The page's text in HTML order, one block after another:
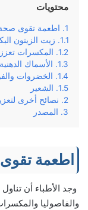
محتويات
اطعمة تقوى
زيت الزيتون
المكسرات
الأسماك الدهنية
الخضروات
الشعير
نصائح أخرى
المصدر
اطعمة
وجد الأطباء أن
والفاصوليا